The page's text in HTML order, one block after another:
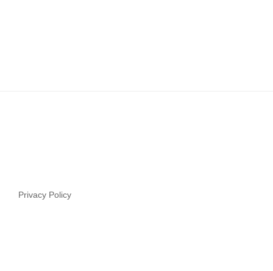
Privacy Policy